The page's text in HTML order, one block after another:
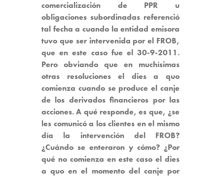
comercialización de PPR u
obligaciones subordinadas referenció
tal fecha a cuando la entidad emisora
tuvo que ser intervenida por el FROB,
que en este caso fue el 30-9-2011.
Pero obviando que en muchísimas
otras resoluciones el dies a quo
comienza cuando se produce el canje
de los derivados financieros por las
acciones. A qué responde, es que, ¿se
les comunicó a los clientes en el mismo
día la intervención del FROB?
¿Cuándo se enteraron y cómo? ¿Por
qué no comienza en este caso el dies
a quo en el momento del canje por